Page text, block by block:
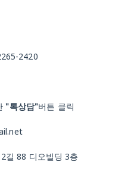
2420
"톡상담"버튼 클릭
길 88 디오빌딩 3층